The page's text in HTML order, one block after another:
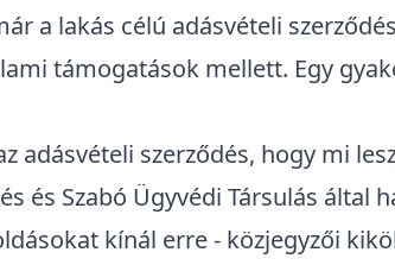
a lakás célú adásvételi
támogatások mellett. Egy
adásvételi szerződés, hogy mi
és Szabó Ügyvédi Társulás által
kínál erre - közjegyzői